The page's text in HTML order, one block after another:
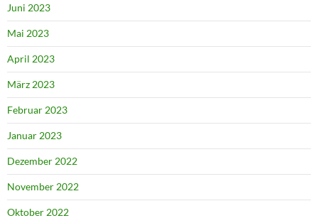
Juni 2023
Mai 2023
April 2023
März 2023
Februar 2023
Januar 2023
Dezember 2022
November 2022
Oktober 2022